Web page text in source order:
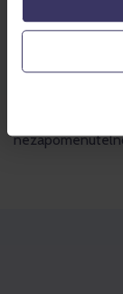
Kromě toho vás
zvou k
alpské kuchyně
přijde na své.
autobusem,